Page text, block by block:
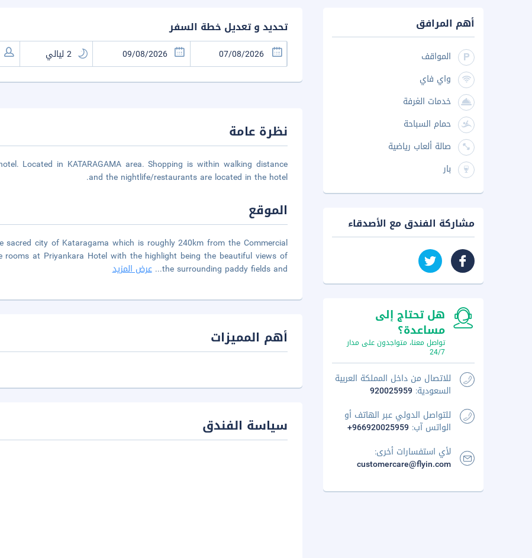
تحديد و تعديل خطة السفر
نظرة عامة
Located in KATARAGAMA area. Shopping is within walking distance
and the nightlife/restaurants are located in the hotel.
الموقع
city of Kataragama which is roughly 240km from the Commercial
at Priyankara Hotel with the highlight being the beautiful views of
the surrounding paddy fields and
...عرض المزيد
أهم المميزات
سياسة الفندق
أهم المرافق
المواقف
واي فاي
خدمات الغرفة
حمام السباحة
صالة ألعاب رياضية
بار
مشاركة الفندق مع الأصدقاء
هل تحتاج إلى
مساعدة؟
تواصل معنا، متواجدون على مدار
24/7
للاتصال من داخل المملكة العربية
السعودية: 920025959
للتواصل الدولي عبر الهاتف أو
الواتس آب: +966920025959
لأي استفسارات أخرى:
customercare@flyin.com